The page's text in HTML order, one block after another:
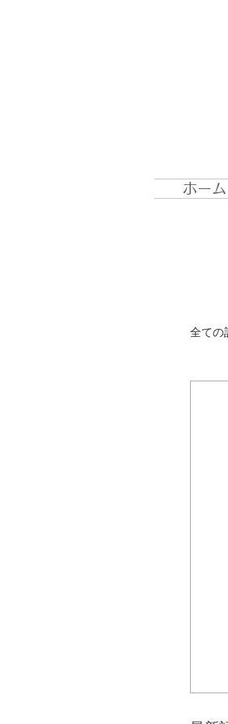
ホーム
全ての